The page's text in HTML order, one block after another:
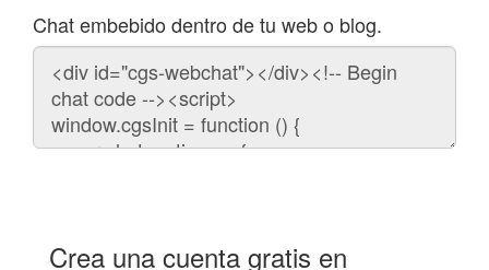
Chat embebido dentro de tu web o blog.
Código
para
embeber
chat
Crea una cuenta gratis en